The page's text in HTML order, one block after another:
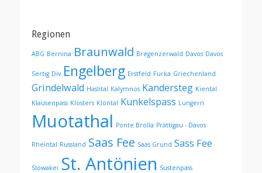
Regionen
ABG Bernina Braunwald Bregenzerwald Davos Davos
Sertig Div Engelberg Erstfeld Furka Griechenland
Grindelwald Haslital Kalymnos Kandersteg Kiental
Klausenpass Klosters Klöntal Kunkelspass Lungern
Muotathal Ponte Brolla Prättigau - Davos
Rheintal Russland Saas Fee Saas Grund Sass Fee
Slowakei St. Antönien Sustenpass